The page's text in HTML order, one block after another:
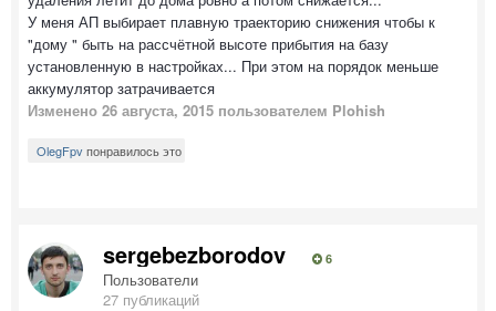
У меня АП выбирает плавную траекторию снижения чтобы к
"дому " быть на рассчётной высоте прибытия на базу
установленную в настройках... При этом на порядок меньше
аккумулятор затрачивается
Изменено 26 августа, 2015 пользователем Plohish
OlegFpvпонравилось это
sergebezborodov 6
Пользователи
27 публикаций